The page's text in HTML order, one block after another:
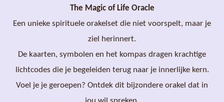
The Magic of Life Oracle
Een unieke spirituele orakelset die niet voorspelt, maar je
ziel herinnert.
De kaarten, symbolen en het kompas dragen krachtige
lichtcodes die je begeleiden terug naar je innerlijke kern.
Voel je je geroepen? Ontdek dit bijzondere orakel dat in